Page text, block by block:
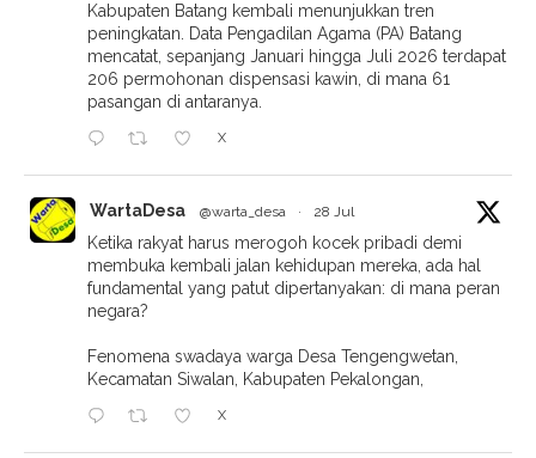
Kabupaten Batang kembali menunjukkan tren
peningkatan. Data Pengadilan Agama (PA) Batang
mencatat, sepanjang Januari hingga Juli 2026 terdapat
206 permohonan dispensasi kawin, di mana 61
pasangan di antaranya.
X
WartaDesa @warta_desa · 28 Jul
Ketika rakyat harus merogoh kocek pribadi demi
membuka kembali jalan kehidupan mereka, ada hal
fundamental yang patut dipertanyakan: di mana peran
negara?
Fenomena swadaya warga Desa Tengengwetan,
Kecamatan Siwalan, Kabupaten Pekalongan,
X